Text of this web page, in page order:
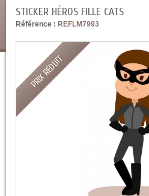
STICKER HÉROS FILLE CATS
Référence : REFLM7993
PRIX RÉDUIT